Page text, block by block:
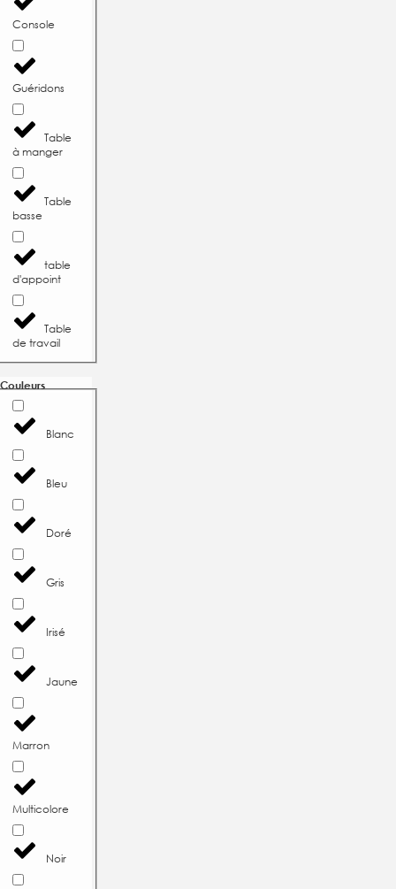
Console
Guéridons
Table
à manger
Table
basse
table
d'appoint
Table
de travail
Couleurs
Blanc
Bleu
Doré
Gris
Irisé
Jaune
Marron
Multicolore
Noir